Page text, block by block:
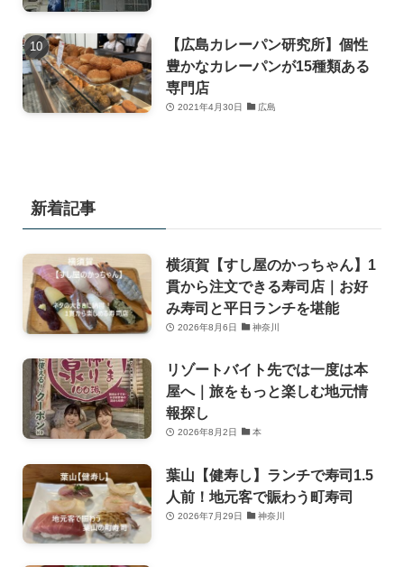
【広島カレーパン研究所】個性
豊かなカレーパンが15種類ある
専門店
2021年4月30日 広島
新着記事
横須賀【すし屋のかっちゃん】1
貫から注文できる寿司店｜お好
み寿司と平日ランチを堪能
2026年8月6日 神奈川
リゾートバイト先では一度は本
屋へ｜旅をもっと楽しむ地元情
報探し
2026年8月2日 本
葉山【健寿し】ランチで寿司1.5
人前！地元客で賑わう町寿司
2026年7月29日 神奈川